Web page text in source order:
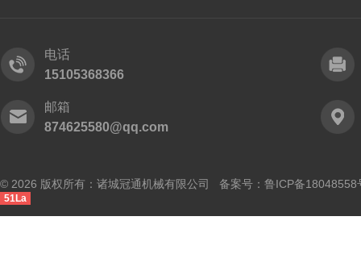
电话
15105368366
邮箱
874625580@qq.com
© 2026 版权所有：诸城冠通机械有限公司 备案号： 鲁ICP备18048558
51La